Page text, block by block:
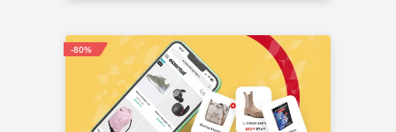
-80%